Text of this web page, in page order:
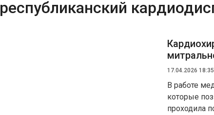
республиканский
17.04.2026 18:35
В работе
которые
проходила